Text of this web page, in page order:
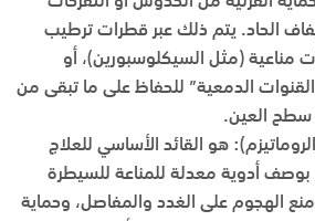
الحاد. يتم ذلك عبر قطرات ترطيب
مناعية (مثل السيكلوسبورين)، أو
الدمعية” للحفاظ على ما تبقى من
العين.
: هو القائد الأساسي للعلاج
بوصف أدوية معدلة للمناعة للسيطرة
الهجوم على الغدد والمفاصل، وحماية